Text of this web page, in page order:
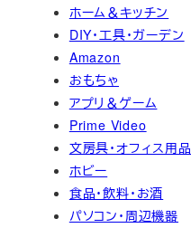
ホーム＆キッチン
DIY・工具・ガーデン
Amazon
おもちゃ
アプリ＆ゲーム
Prime Video
文房具・オフィス用品
ホビー
食品・飲料・お酒
パソコン・周辺機器